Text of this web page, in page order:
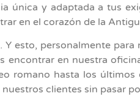
única y adaptada a tus
en el corazón de la
Y esto, personalmente
encontrar en nuestra
romano hasta los
clientes sin pasar